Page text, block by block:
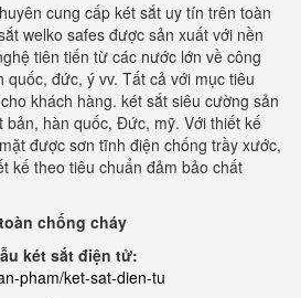
cung cấp két sắt uy tín trên toàn
welko safes được sản xuất với nền
tiên tiến từ các nước lớn về công
đức, ý vv. Tất cả với mục tiêu
khách hàng. két sắt siêu cường sản
bản, hàn quốc, Đức, mỹ. Với thiết kế
được sơn tĩnh điện chống trầy xước,
kế theo tiêu chuẩn đảm bảo chất
chống cháy
két sắt điện tử:
pham/ket-sat-dien-tu